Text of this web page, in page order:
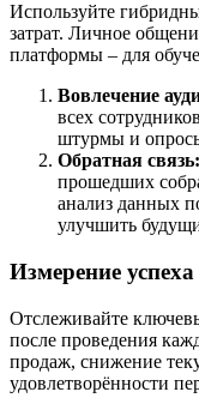
Используйте
затрат. Личное
платформы – для
Вовлечение
всех
штурмы и
Обратная связь:
прошедших
анализ данных
улучшить
Измерение успеха
Отслеживайте
после проведения
продаж, снижение
удовлетворённости